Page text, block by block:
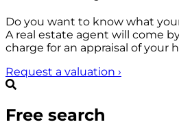
Do you want to know what
A real estate agent will come
charge for an appraisal of your
Request a valuation ›
Free search